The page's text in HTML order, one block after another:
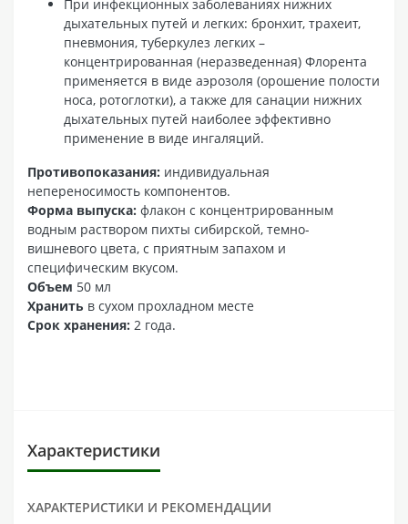
При инфекционных заболеваниях нижних
дыхательных путей и легких: бронхит, трахеит,
пневмония, туберкулез легких –
концентрированная (неразведенная) Флорента
применяется в виде аэрозоля (орошение полости
носа, ротоглотки), а также для санации нижних
дыхательных путей наиболее эффективно
применение в виде ингаляций.
Противопоказания: индивидуальная
непереносимость компонентов.
Форма выпуска: флакон с концентрированным
водным раствором пихты сибирской, темно-
вишневого цвета, с приятным запахом и
специфическим вкусом.
Объем 50 мл
Хранить в сухом прохладном месте
Срок хранения: 2 года.
Характеристики
ХАРАКТЕРИСТИКИ И РЕКОМЕНДАЦИИ